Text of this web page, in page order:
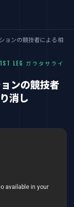
ョンの競技者による相
LEG ガラタサライ
ンの競技者
消し